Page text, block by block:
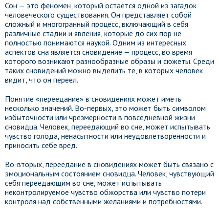
Сон — это феномен, который остается одной из загадок
человеческого существования. Он представляет собой
сложный и многогранный процесс, включающий в себя
различные стадии и явления, которые до сих пор не
полностью понимаются наукой. Одним из интересных
аспектов сна является сновидение — процесс, во время
которого возникают разнообразные образы и сюжеты. Среди
таких сновидений можно выделить те, в которых человек
видит, что он переел.
Понятие «переедание» в сновидениях может иметь
несколько значений. Во-первых, это может быть символом
избыточности или чрезмерности в повседневной жизни
сновидца. Человек, переедающий во сне, может испытывать
чувство голода, ненасытности или неудовлетворенности и
приносить себе вред.
Во-вторых, переедание в сновидениях может быть связано с
эмоциональным состоянием сновидца. Человек, чувствующий
себя переедающим во сне, может испытывать
неконтролируемое чувство обжорства или чувство потери
контроля над собственными желаниями и потребностями.